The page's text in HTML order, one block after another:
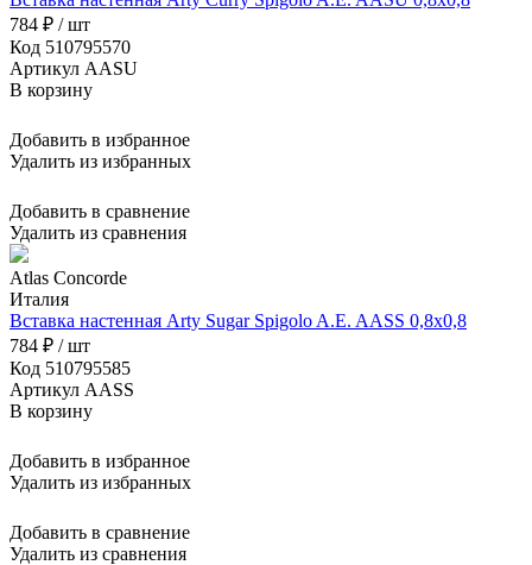
784 ₽ / шт
Код 510795570
Артикул AASU
В корзину
Добавить в избранное
Удалить из избранных
Добавить в сравнение
Удалить из сравнения
Atlas Concorde
Италия
Вставка настенная Arty Sugar Spigolo A.E. AASS 0,8x0,8
784 ₽ / шт
Код 510795585
Артикул AASS
В корзину
Добавить в избранное
Удалить из избранных
Добавить в сравнение
Удалить из сравнения